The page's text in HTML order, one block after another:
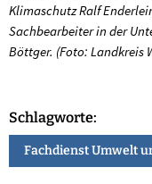
Klimaschutz Ralf
Sachbearbeiter in der
Böttger. (Foto: Landkreis
Schlagworte:
Fachdienst Umwelt